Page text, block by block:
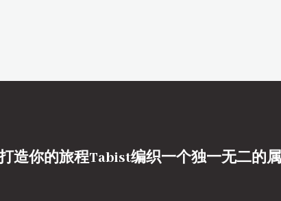
造你的旅程Tabist编织一个独一无二的属